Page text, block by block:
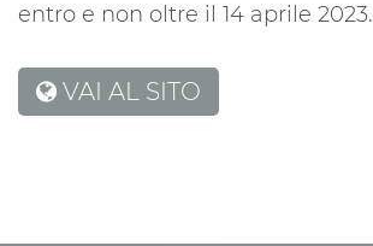
entro e non oltre il 14 aprile 2023.
VAI AL SITO